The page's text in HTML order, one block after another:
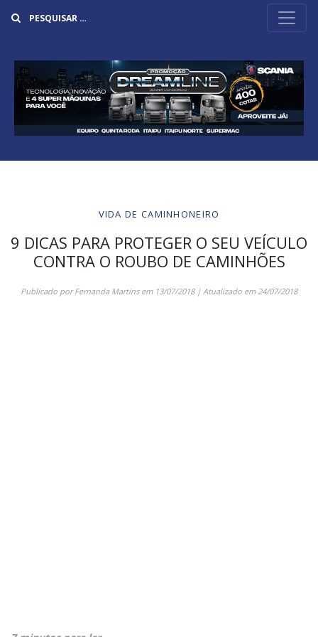
VIDA DE CAMINHONEIRO
9 DICAS PARA PROTEGER O SEU VEÍCULO
CONTRA O ROUBO DE CAMINHÕES
Publicado porFernanda Martinsem 13/07/2018| Atualizado em24/07/2018